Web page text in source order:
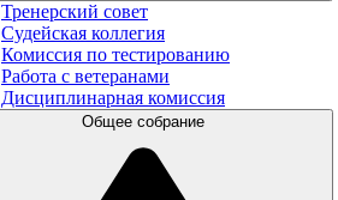
Тренерский совет
Судейская коллегия
Комиссия по тестированию
Работа с ветеранами
Дисциплинарная комиссия
Общее собрание